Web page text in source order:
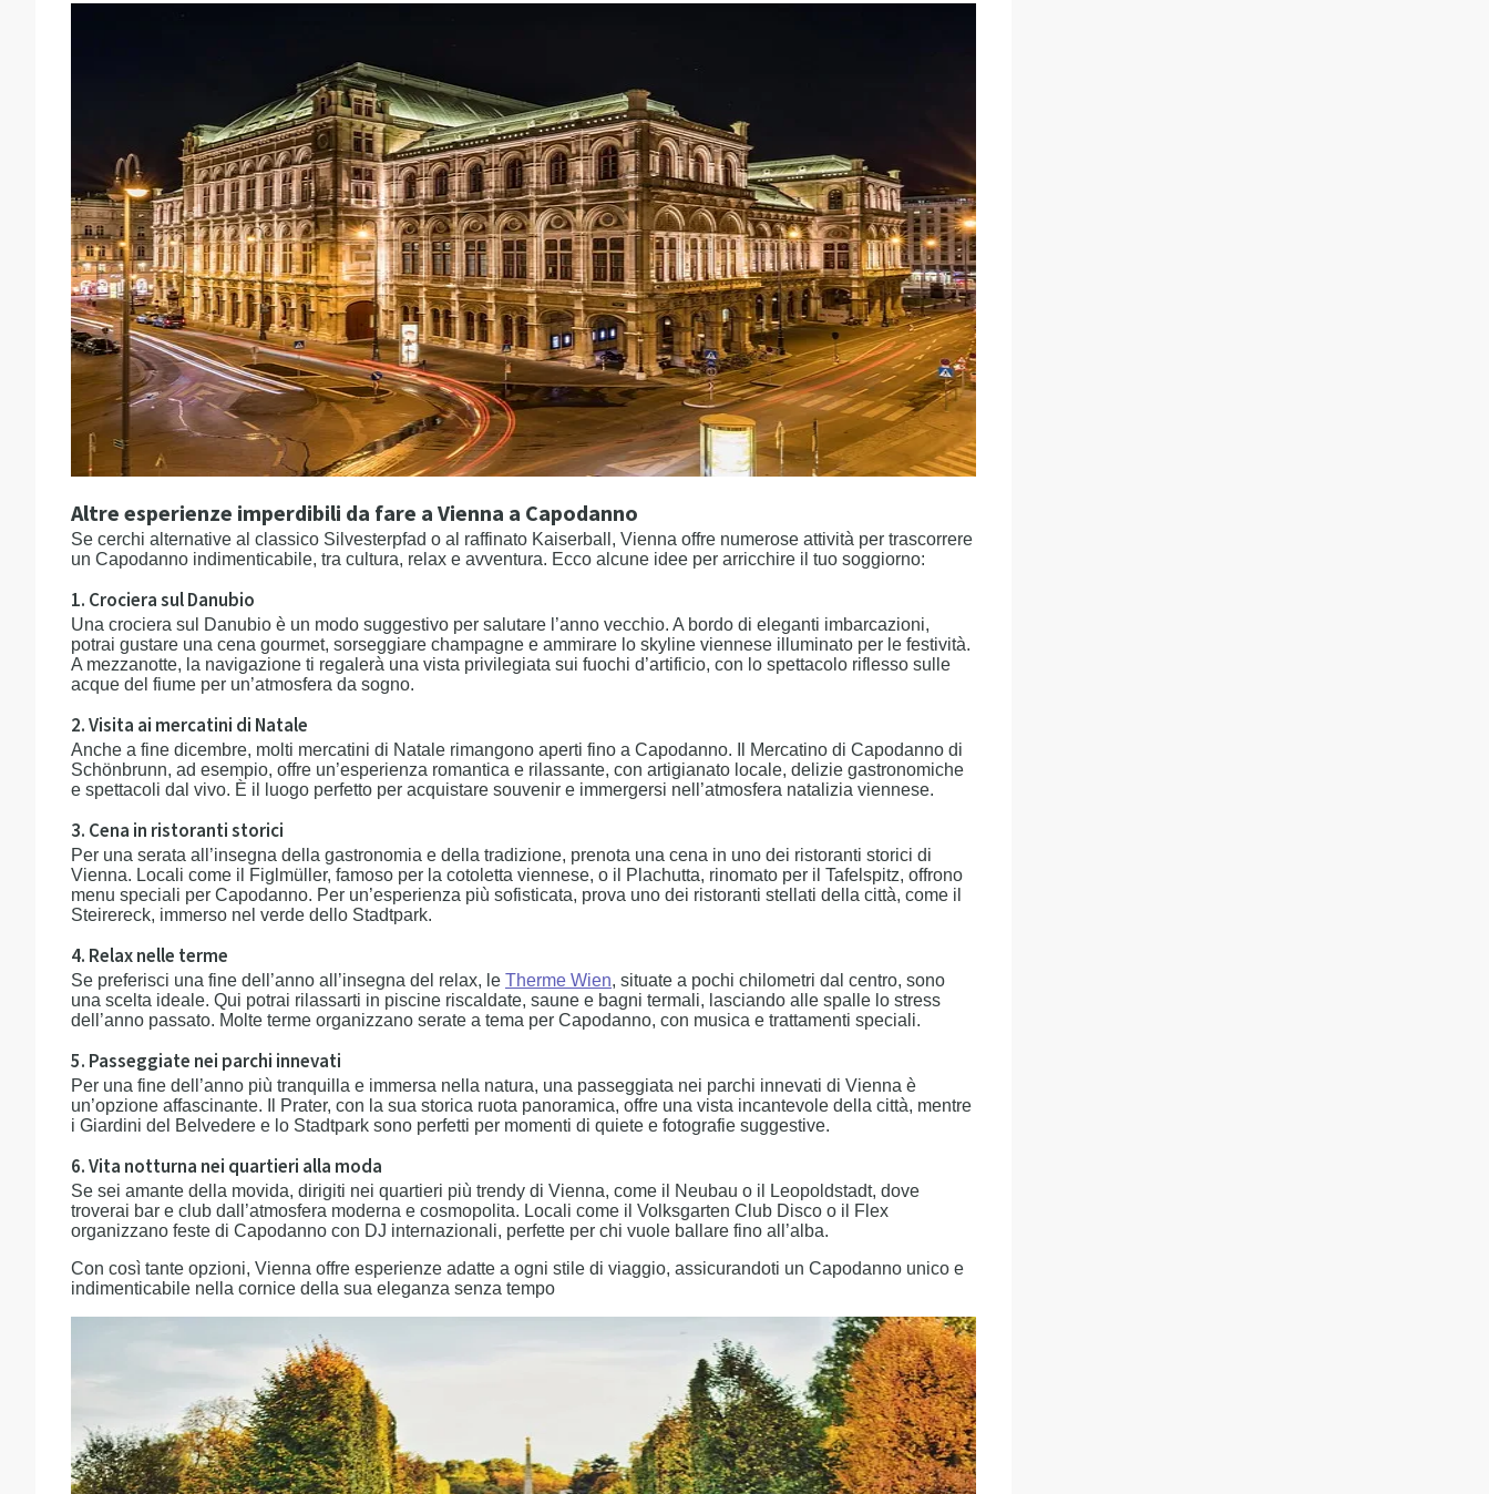
Altre esperienze imperdibili da fare a Vienna a Capodanno
Se cerchi alternative al classico Silvesterpfad o al raffinato Kaiserball, Vienna offre numerose attività per trascorrere
un Capodanno indimenticabile, tra cultura, relax e avventura. Ecco alcune idee per arricchire il tuo soggiorno:
1. Crociera sul Danubio
Una crociera sul Danubio è un modo suggestivo per salutare l’anno vecchio. A bordo di eleganti imbarcazioni,
potrai gustare una cena gourmet, sorseggiare champagne e ammirare lo skyline viennese illuminato per le festività.
A mezzanotte, la navigazione ti regalerà una vista privilegiata sui fuochi d’artificio, con lo spettacolo riflesso sulle
acque del fiume per un’atmosfera da sogno.
2. Visita ai mercatini di Natale
Anche a fine dicembre, molti mercatini di Natale rimangono aperti fino a Capodanno. Il Mercatino di Capodanno di
Schönbrunn, ad esempio, offre un’esperienza romantica e rilassante, con artigianato locale, delizie gastronomiche
e spettacoli dal vivo. È il luogo perfetto per acquistare souvenir e immergersi nell’atmosfera natalizia viennese.
3. Cena in ristoranti storici
Per una serata all’insegna della gastronomia e della tradizione, prenota una cena in uno dei ristoranti storici di
Vienna. Locali come il Figlmüller, famoso per la cotoletta viennese, o il Plachutta, rinomato per il Tafelspitz, offrono
menu speciali per Capodanno. Per un’esperienza più sofisticata, prova uno dei ristoranti stellati della città, come il
Steirereck, immerso nel verde dello Stadtpark.
4. Relax nelle terme
Se preferisci una fine dell’anno all’insegna del relax, le Therme Wien, situate a pochi chilometri dal centro, sono
una scelta ideale. Qui potrai rilassarti in piscine riscaldate, saune e bagni termali, lasciando alle spalle lo stress
dell’anno passato. Molte terme organizzano serate a tema per Capodanno, con musica e trattamenti speciali.
5. Passeggiate nei parchi innevati
Per una fine dell’anno più tranquilla e immersa nella natura, una passeggiata nei parchi innevati di Vienna è
un’opzione affascinante. Il Prater, con la sua storica ruota panoramica, offre una vista incantevole della città, mentre
i Giardini del Belvedere e lo Stadtpark sono perfetti per momenti di quiete e fotografie suggestive.
6. Vita notturna nei quartieri alla moda
Se sei amante della movida, dirigiti nei quartieri più trendy di Vienna, come il Neubau o il Leopoldstadt, dove
troverai bar e club dall’atmosfera moderna e cosmopolita. Locali come il Volksgarten Club Disco o il Flex
organizzano feste di Capodanno con DJ internazionali, perfette per chi vuole ballare fino all’alba.
Con così tante opzioni, Vienna offre esperienze adatte a ogni stile di viaggio, assicurandoti un Capodanno unico e
indimenticabile nella cornice della sua eleganza senza tempo